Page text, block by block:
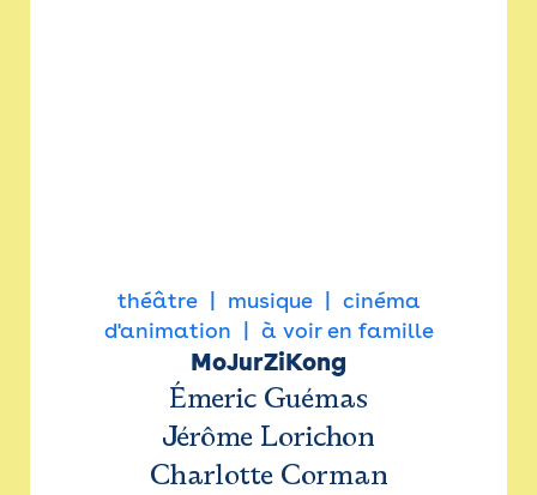
théâtre musique
cinéma
d'animation
à voir en famille
MoJurZiKong
Émeric Guémas
Jérôme Lorichon
Charlotte Corman